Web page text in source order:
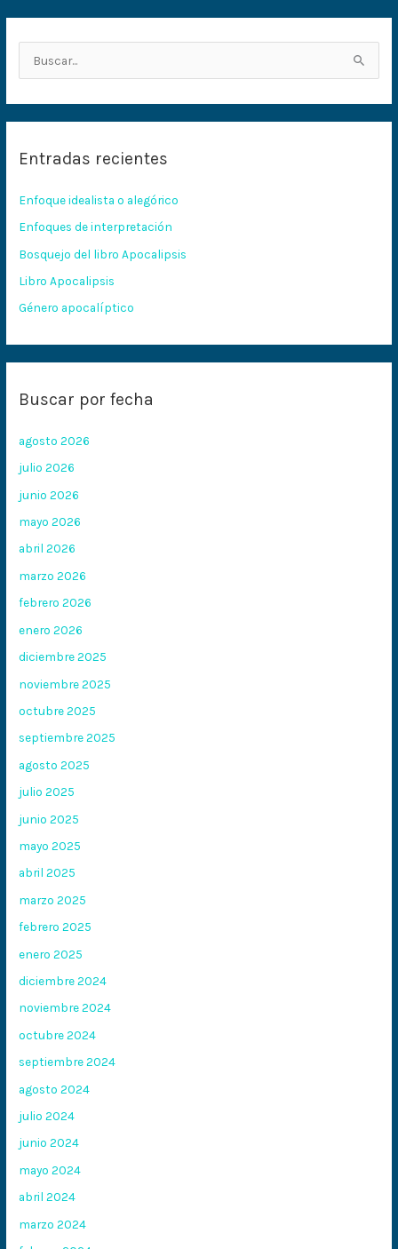
a
p
o
r
:
Entradas recientes
Enfoque idealista o alegórico
Enfoques de interpretación
Bosquejo del libro Apocalipsis
Libro Apocalipsis
Género apocalíptico
Buscar por fecha
agosto 2026
julio 2026
junio 2026
mayo 2026
abril 2026
marzo 2026
febrero 2026
enero 2026
diciembre 2025
noviembre 2025
octubre 2025
septiembre 2025
agosto 2025
julio 2025
junio 2025
mayo 2025
abril 2025
marzo 2025
febrero 2025
enero 2025
diciembre 2024
noviembre 2024
octubre 2024
septiembre 2024
agosto 2024
julio 2024
junio 2024
mayo 2024
abril 2024
marzo 2024